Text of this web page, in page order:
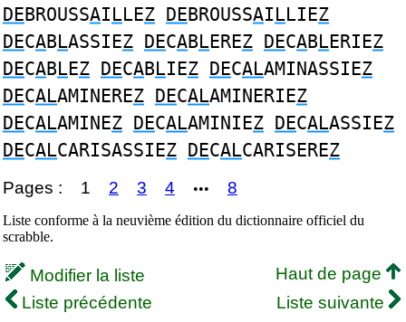
DEBROUSSAILLEZ DEBROUSSAILLIEZ
DECABLASSIEZ DECABLEREZ DECABLERIEZ
DECABLEZ DECABLIEZ DECALAMINASSIEZ
DECALAMINEREZ DECALAMINERIEZ
DECALAMINEZ DECALAMINIEZ DECALASSIEZ
DECALCARISASSIEZ DECALCARISEREZ
Pages : 1 2 3 4 ••• 8
Liste conforme à la neuvième édition du dictionnaire officiel du
scrabble.
Modifier la liste
Haut de page
Liste précédente
Liste suivante